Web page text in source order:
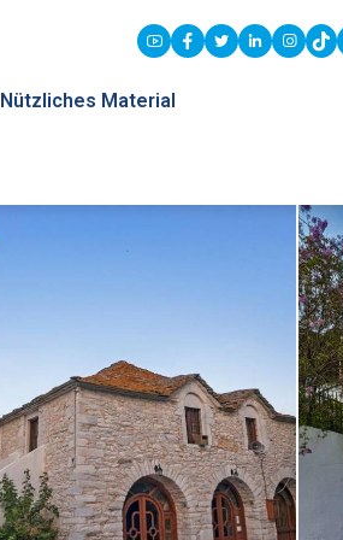
Nützliches Material
youtubefacebook
twitterlinkedin